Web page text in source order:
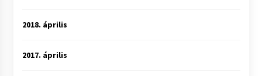
2018. április
2017. április